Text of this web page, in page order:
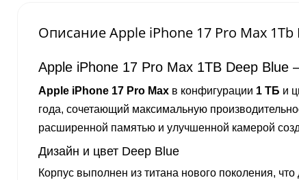
Описание Apple iPhone 17 Pro Max
Apple iPhone 17 Pro Max 1TB Deep
Apple iPhone 17 Pro Max в конфигурации 1 ТБ и
года, сочетающий максимальную
расширенной памятью и улучшенной камерой
Дизайн и цвет Deep Blue
Корпус выполнен из титана нового поколения,